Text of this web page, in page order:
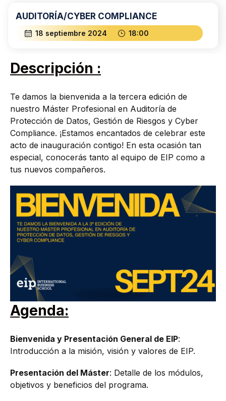
AUDITORÍA/CYBER COMPLIANCE
18 septiembre 2024 18:00
Descripción :
Te damos la bienvenida a la tercera edición de
nuestro Máster Profesional en Auditoría de
Protección de Datos, Gestión de Riesgos y Cyber
Compliance. ¡Estamos encantados de celebrar este
acto de inauguración contigo! En esta ocasión tan
especial, conocerás tanto al equipo de EIP como a
tus nuevos compañeros.
Agenda:
Bienvenida y Presentación General de EIP:
Introducción a la misión, visión y valores de EIP.
Presentación del Máster: Detalle de los módulos,
objetivos y beneficios del programa.